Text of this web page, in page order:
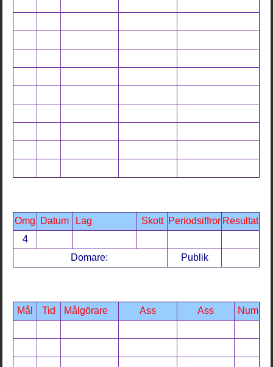
Omg Datum Lag Skott Periodsiffror Resultat
4
Domare:
Publik
Mål Tid Målgörare Ass Ass Num